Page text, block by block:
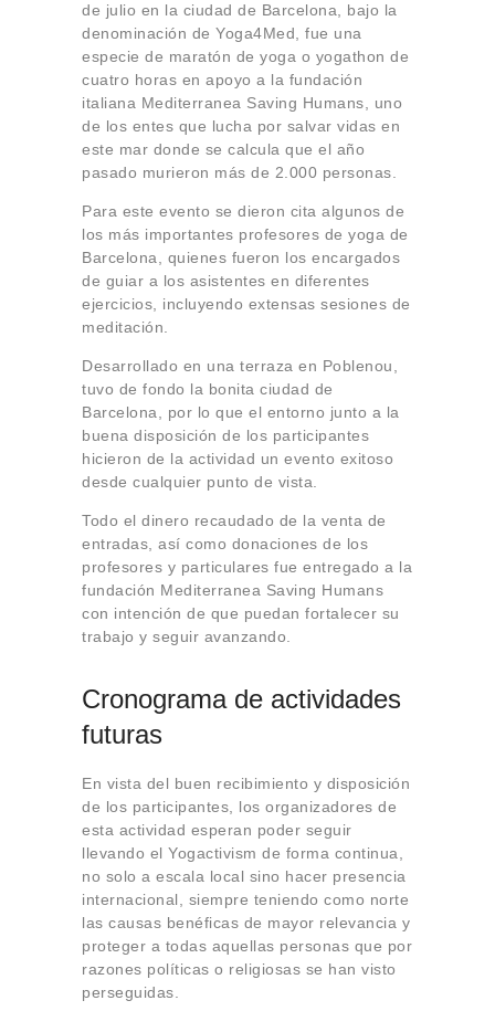
de julio en la ciudad de Barcelona, bajo la
denominación de Yoga4Med, fue una
especie de maratón de yoga o yogathon de
cuatro horas en apoyo a la fundación
italiana Mediterranea Saving Humans, uno
de los entes que lucha por salvar vidas en
este mar donde se calcula que el año
pasado murieron más de 2.000 personas.
Para este evento se dieron cita algunos de
los más importantes profesores de yoga de
Barcelona, quienes fueron los encargados
de guiar a los asistentes en diferentes
ejercicios, incluyendo extensas sesiones de
meditación.
Desarrollado en una terraza en Poblenou,
tuvo de fondo la bonita ciudad de
Barcelona, por lo que el entorno junto a la
buena disposición de los participantes
hicieron de la actividad un evento exitoso
desde cualquier punto de vista.
Todo el dinero recaudado de la venta de
entradas, así como donaciones de los
profesores y particulares fue entregado a la
fundación Mediterranea Saving Humans
con intención de que puedan fortalecer su
trabajo y seguir avanzando.
Cronograma de actividades
futuras
En vista del buen recibimiento y disposición
de los participantes, los organizadores de
esta actividad esperan poder seguir
llevando el Yogactivism de forma continua,
no solo a escala local sino hacer presencia
internacional, siempre teniendo como norte
las causas benéficas de mayor relevancia y
proteger a todas aquellas personas que por
razones políticas o religiosas se han visto
perseguidas.